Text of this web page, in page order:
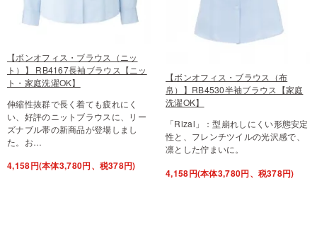
【ボンオフィス・ブラウス（ニッ
ト）】 RB4167長袖ブラウス【ニッ
ト・家庭洗濯OK】
伸縮性抜群で長く着ても疲れにく
い、好評のニットブラウスに、リー
ズナブル帯の新商品が登場しまし
た。お…
4,158円(本体3,780円、税378円)
【ボンオフィス・ブラウス（布
帛）】RB4530半袖ブラウス【家庭
洗濯OK】
「Rizal」：型崩れしにくい形態安定
性と、フレンチツイルの光沢感で、
凛とした佇まいに。
4,158円(本体3,780円、税378円)